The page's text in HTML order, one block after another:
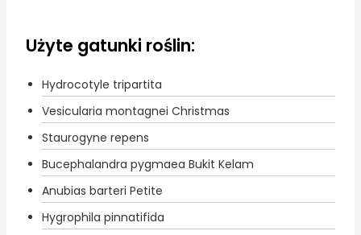
Użyte gatunki roślin:
Hydrocotyle tripartita
Vesicularia montagnei Christmas
Staurogyne repens
Bucephalandra pygmaea Bukit Kelam
Anubias barteri Petite
Hygrophila pinnatifida